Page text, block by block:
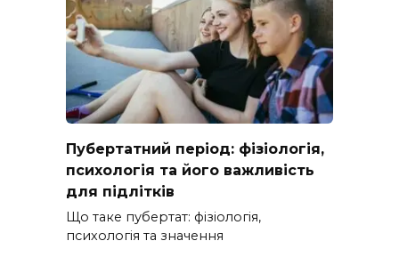
Пубертатний період: фізіологія,
психологія та його важливість
для підлітків
Що таке пубертат: фізіологія,
психологія та значення